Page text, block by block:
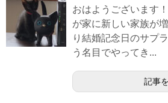
おはようございます
が家に新しい家族が
り結婚記念日のサプ
う名目でやってき...
記事